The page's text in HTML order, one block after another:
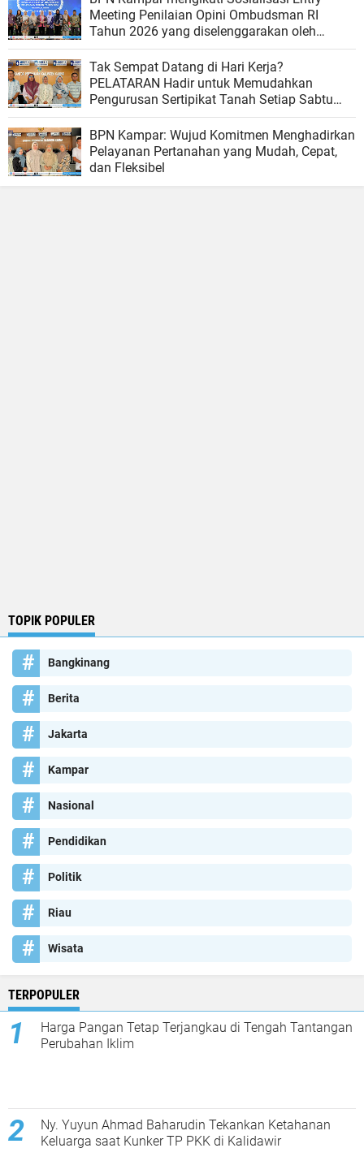
Meeting Penilaian Opini Ombudsman RI
Tahun 2026 yang diselenggarakan oleh
Ombudsman RI
Tak Sempat Datang di Hari Kerja?
PELATARAN Hadir untuk Memudahkan
Pengurusan Sertipikat Tanah Setiap Sabtu
dan Minggu
BPN Kampar: Wujud Komitmen Menghadirkan
Pelayanan Pertanahan yang Mudah, Cepat,
dan Fleksibel
TOPIK POPULER
Bangkinang
Berita
Jakarta
Kampar
Nasional
Pendidikan
Politik
Riau
Wisata
TERPOPULER
Harga Pangan Tetap Terjangkau di Tengah Tantangan
Perubahan Iklim
Ny. Yuyun Ahmad Baharudin Tekankan Ketahanan
Keluarga saat Kunker TP PKK di Kalidawir